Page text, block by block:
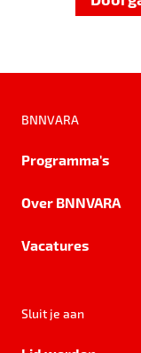
BNNVARA
Programma's
Over BNNVARA
Vacatures
Sluit je aan